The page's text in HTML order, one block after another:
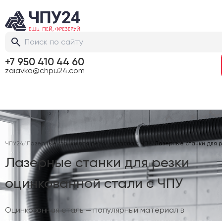
+7 950 410 44 60
zaiavka@chpu24.com
ЧПУ24/Лазерные станки для резки металла с ЧПУ / Лазерные станки для
Лазерные станки для резки
оцинкованной стали с ЧПУ
Оцинкованная сталь — популярный материал в